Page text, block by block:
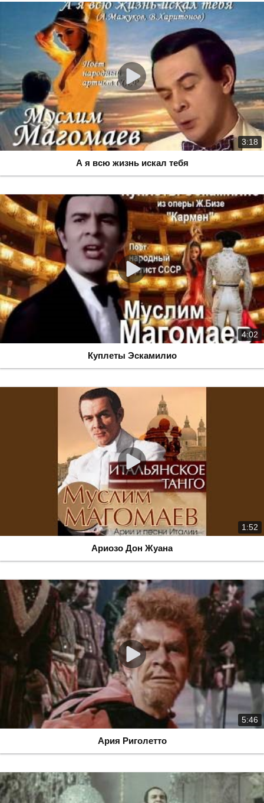
3:18
А я всю жизнь искал тебя
4:02
Куплеты Эскамилио
1:52
Ариозо Дон Жуана
5:46
Ария Риголетто